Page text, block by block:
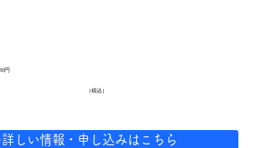
円
（税込）
しい情報・申し込みはこちら